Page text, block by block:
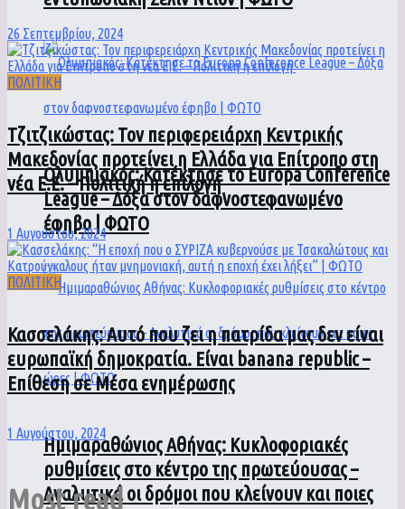
Ολυμπιακός: Κατέκτησε το Europa Conference
League – Δόξα στον δαφνοστεφανωμένο
έφηβο | ΦΩΤΟ
Ημιμαραθώνιος Αθήνας: Κυκλοφοριακές
ρυθμίσεις στο κέντρο της πρωτεύουσας –
Αναλυτικά οι δρόμοι που κλείνουν και ποιες
26 Σεπτεμβρίου, 2024
ΠΟΛΙΤΙΚΗ
Τζιτζικώστας: Τον περιφερειάρχη Κεντρικής
Μακεδονίας προτείνει η Ελλάδα για Επίτροπο στη
νέα Ε.Ε. – Πολιτική η επιλογή
1 Αυγούστου, 2024
ΠΟΛΙΤΙΚΗ
Κασσελάκης: Αυτό που ζει η πατρίδα μας δεν είναι
ευρωπαϊκή δημοκρατία. Είναι banana republic –
Επίθεση σε Μέσα ενημέρωσης
1 Αυγούστου, 2024
Most read